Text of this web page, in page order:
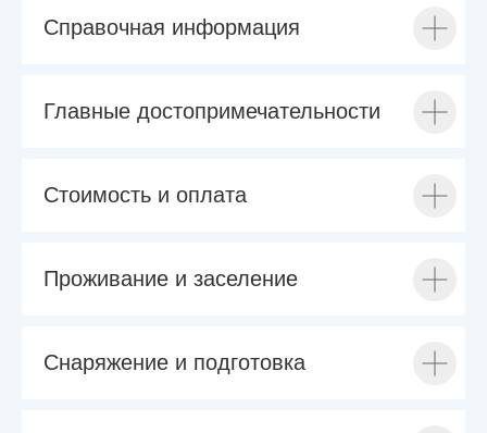
Справочная информация
Главные достопримечательности
Стоимость и оплата
Проживание и заселение
Снаряжение и подготовка